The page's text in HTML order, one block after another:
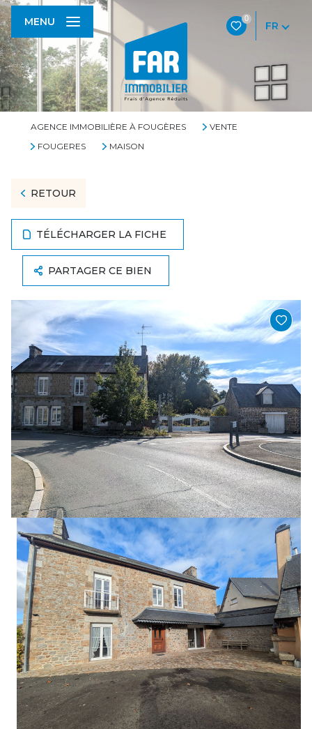
0
FR
MENU
AGENCE IMMOBILIÈRE À FOUGÈRES
VENTE
FOUGERES
MAISON
RETOUR
TÉLÉCHARGER LA FICHE
PARTAGER CE BIEN